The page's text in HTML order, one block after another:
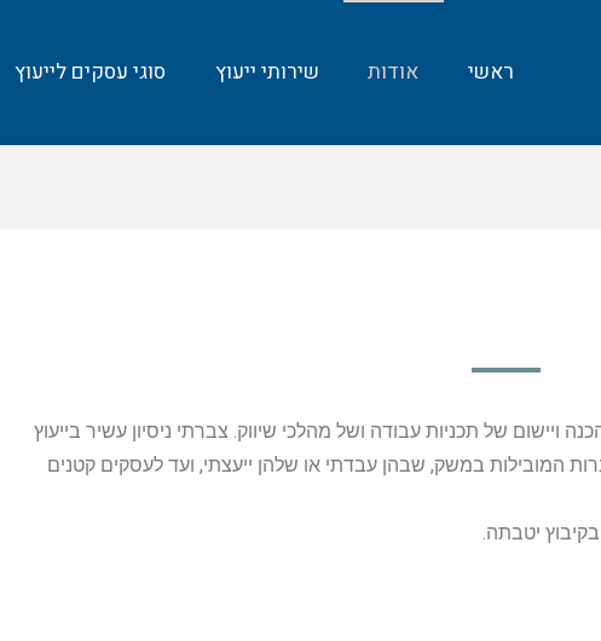
ראשי אודות שירותי ייעוץ סוגי עסקים לייעוץ
ויישום של תכניות עבודה ושל מהלכי שיווק. צברתי ניסיון עשיר בייעוץ
המובילות במשק, שבהן עבדתי או שלהן ייעצתי, ועד לעסקים קטנים
בקיבוץ יטבתה.